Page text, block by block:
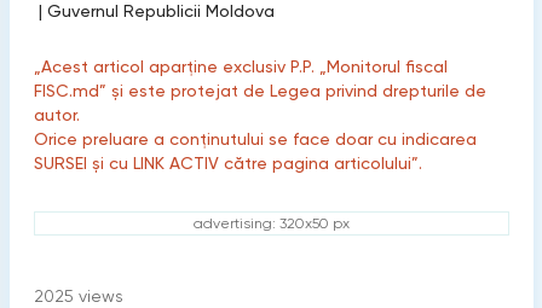
| Guvernul Republicii Moldova
„Acest articol aparține exclusiv P.P. „Monitorul fiscal
FISC.md” și este protejat de Legea privind drepturile de
autor.
Orice preluare a conținutului se face doar cu indicarea
SURSEI și cu LINK ACTIV către pagina articolului”.
advertising: 320x50 px
2025 views